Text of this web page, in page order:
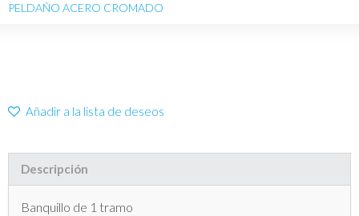
PELDAÑO ACERO CROMADO
Añadir a la lista de deseos
Descripción
Banquillo de 1 tramo